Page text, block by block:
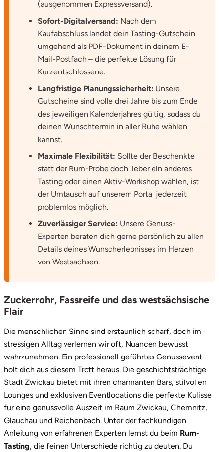
(ausgenommen Expressversand).
Sofort-Digitalversand: Nach dem
Kaufabschluss landet dein Tasting-Gutschein
umgehend als PDF-Dokument in deinem E-
Mail-Postfach – die perfekte Lösung für
Kurzentschlossene.
Langfristige Planungssicherheit: Unsere
Gutscheine sind volle drei Jahre bis zum Ende
des jeweiligen Kalenderjahres gültig, sodass du
deinen Wunschtermin in aller Ruhe wählen
kannst.
Maximale Flexibilität: Sollte der Beschenkte
statt der Rum-Probe doch lieber ein anderes
Tasting oder einen Aktiv-Workshop wählen, ist
der Umtausch auf unserem Portal jederzeit
problemlos möglich.
Zuverlässiger Service: Unsere Genuss-
Experten beraten dich gerne persönlich zu allen
Details deines Wunscherlebnisses im Herzen
von Westsachsen.
Zuckerrohr, Fassreife und das westsächsische
Flair
Die menschlichen Sinne sind erstaunlich scharf, doch im
stressigen Alltag verlernen wir oft, Nuancen bewusst
wahrzunehmen. Ein professionell geführtes Genussevent
holt dich aus diesem Trott heraus. Die geschichtsträchtige
Stadt Zwickau bietet mit ihren charmanten Bars, stilvollen
Lounges und exklusiven Eventlocations die perfekte Kulisse
für eine genussvolle Auszeit im Raum Zwickau, Chemnitz,
Glauchau und Reichenbach. Unter der fachkundigen
Anleitung von erfahrenen Experten lernst du beim Rum-
Tasting, die feinen Unterschiede richtig zu deuten. Du
Regensburg
Rendsburg Eckernförde
Saarbrücken
Salzgitter
Schwabach
Schweinfurt
Schwerin
Segeberg
Seligenstadt
Speyer